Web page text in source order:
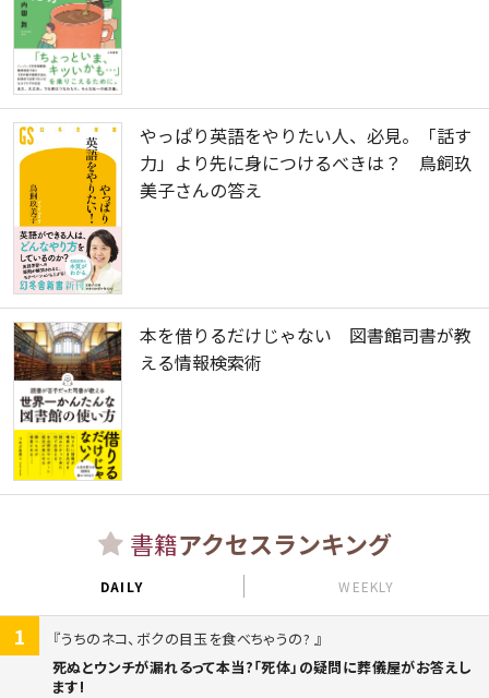
やっぱり英語をやりたい人、必見。「話す
力」より先に身につけるべきは？ 鳥飼玖
美子さんの答え
本を借りるだけじゃない 図書館司書が教
える情報検索術
書籍アクセスランキング
DAILY WEEKLY
1
うちのネコ、ボクの目玉を食べちゃうの?
死ぬとウンチが漏れるって本当?「死体」の疑問に葬儀屋がお答えし
ます!